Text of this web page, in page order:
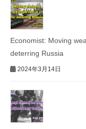
Economist: Moving
deterring Russia
2024年3月14日